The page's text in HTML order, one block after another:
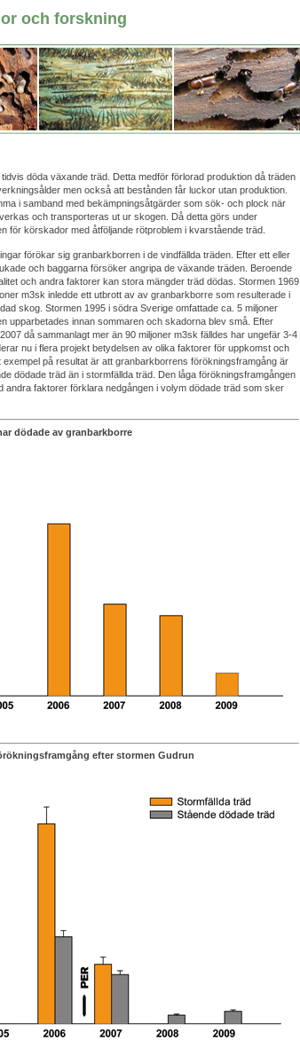
och forskning
döda växande träd. Detta medför förlorad produktion då träden
men också att bestånden får luckor utan produktion.
i samband med bekämpningsåtgärder som sök- och plock när
och transporteras ut ur skogen. Då detta görs under
för körskador med åtföljande rötproblem i kvarstående träd.
förökar sig granbarkborren i de vindfällda träden. Efter ett eller
och baggarna försöker angripa de växande träden. Beroende
och andra faktorer kan stora mängder träd dödas. Stormen 1969
m3sk inledde ett utbrott av av granbarkborre som resulterade i
skog. Stormen 1995 i södra Sverige omfattade ca. 5 miljoner
upparbetades innan sommaren och skadorna blev små. Efter
då sammanlagt mer än 90 miljoner m3sk fälldes har ungefär 3-4
nu i flera projekt betydelsen av olika faktorer för uppkomst och
exempel på resultat är att granbarkborrens förökningsframgång är
dödade träd än i stormfällda träd. Den låga förökningsframgången
andra faktorer förklara nedgången i volym dödade träd som sker
dödade av granbarkborre
efter stormen Gudrun